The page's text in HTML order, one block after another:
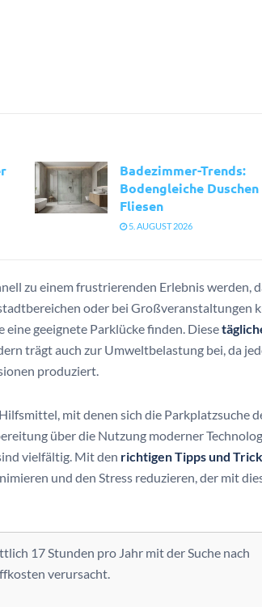
Badezimmer-Trends:
Bodengleiche
Fliesen
5. AUGUST 2026
zu einem frustrierenden Erlebnis werden,
oder bei Großveranstaltungen
geeignete Parklücke finden. Diese
trägt auch zur Umweltbelastung bei, da
produziert.
mit denen sich die Parkplatzsuche
über die Nutzung moderner
vielfältig. Mit den richtigen Tipps und
und den Stress reduzieren, der mit
17 Stunden pro Jahr mit der Suche nach
verursacht.